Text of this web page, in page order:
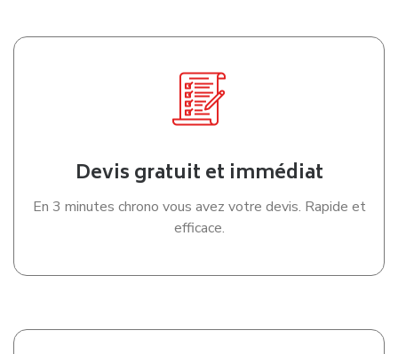
Devis gratuit et immédiat
En 3 minutes chrono vous avez votre devis. Rapide et
efficace.